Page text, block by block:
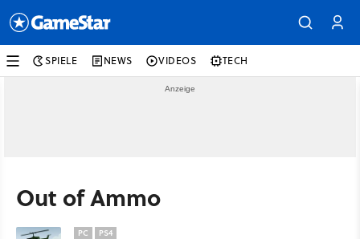
SPIELE NEWS VIDEOS TECH
Out of Ammo
PC PS4